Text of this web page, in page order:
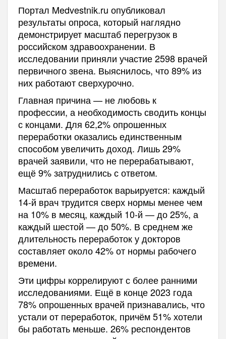
Портал Medvestnik.ru опубликовал
результаты опроса, который наглядно
демонстрирует масштаб перегрузок в
российском здравоохранении. В
исследовании приняли участие 2598 врачей
первичного звена. Выяснилось, что 89% из
них работают сверхурочно.
Главная причина — не любовь к
профессии, а необходимость сводить концы
с концами. Для 62,2% опрошенных
переработки оказались единственным
способом увеличить доход. Лишь 29%
врачей заявили, что не перерабатывают,
ещё 9% затруднились с ответом.
Масштаб переработок варьируется: каждый
14-й врач трудится сверх нормы менее чем
на 10% в месяц, каждый 10-й — до 25%, а
каждый шестой — до 50%. В среднем же
длительность переработок у докторов
составляет около 42% от нормы рабочего
времени.
Эти цифры коррелируют с более ранними
исследованиями. Ещё в конце 2023 года
78% опрошенных врачей признавались, что
устали от переработок, причём 51% хотели
бы работать меньше. 26% респондентов